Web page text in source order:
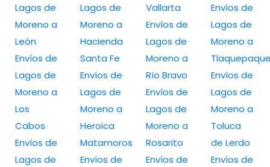
Lagos de
Moreno a
León
Envíos de
Lagos de
Moreno a
Los
Cabos
Envíos de
Lagos de
Lagos de
Moreno a
Hacienda
Santa Fe
Envíos de
Lagos de
Moreno a
Heroica
Matamoros
Envíos de
Vallarta
Envíos de
Lagos de
Moreno a
Río Bravo
Envíos de
Lagos de
Moreno a
Rosarito
Envíos de
Envíos de
Lagos de
Moreno a
Envíos de
Lagos de
Moreno a
Toluca
de Lerdo
Envíos de